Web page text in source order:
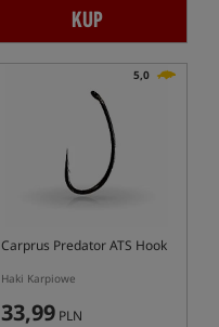
KUP
5,0
Carprus Predator ATS Hook
Haki Karpiowe
33,99 PLN